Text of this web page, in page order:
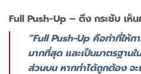
Full Push-Up – ตึง กระชับ เห็
“Full Push-Up คือท่าที่ให้ก
มากที่สุด และเป็นมาตรฐาน
ส่วนบน หากทำได้ถูกต้อง จ